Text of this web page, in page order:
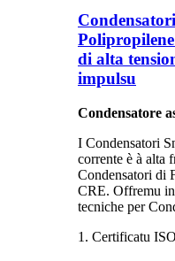
di alta
impulsu
Condensatore
I Condensatori
corrente è à alta
Condensatori di
CRE. Offremu
tecniche per
1. Certificatu